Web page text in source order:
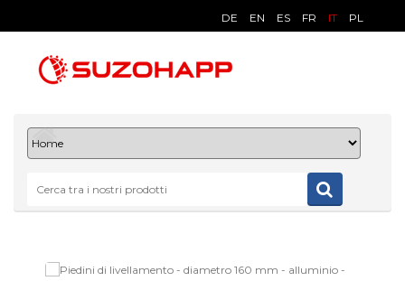
DE EN ES FR IT PL